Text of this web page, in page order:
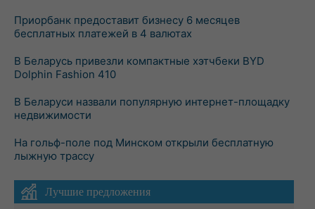
Приорбанк предоставит бизнесу 6 месяцев
бесплатных платежей в 4 валютах
В Беларусь привезли компактные хэтчбеки BYD
Dolphin Fashion 410
В Беларуси назвали популярную интернет-площадку
недвижимости
На гольф-поле под Минском открыли бесплатную
лыжную трассу
Лучшие предложения